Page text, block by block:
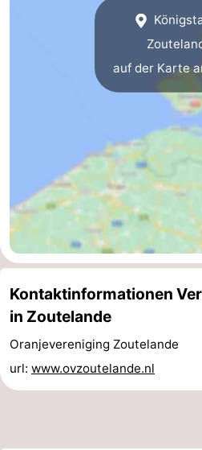
Schwimmbader
-
Radfahren
-
Reiten
-
Golfplatze
-
Parafliegen
-
auf der Karte
Kontaktinformationen
in Zoutelande
Oranjevereniging Zoutelande
url: www.ovzoutelande.nl